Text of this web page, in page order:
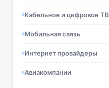
Кабельное и цифровое ТВ
Мобильная связь
Интернет провайдеры
Авиакомпании